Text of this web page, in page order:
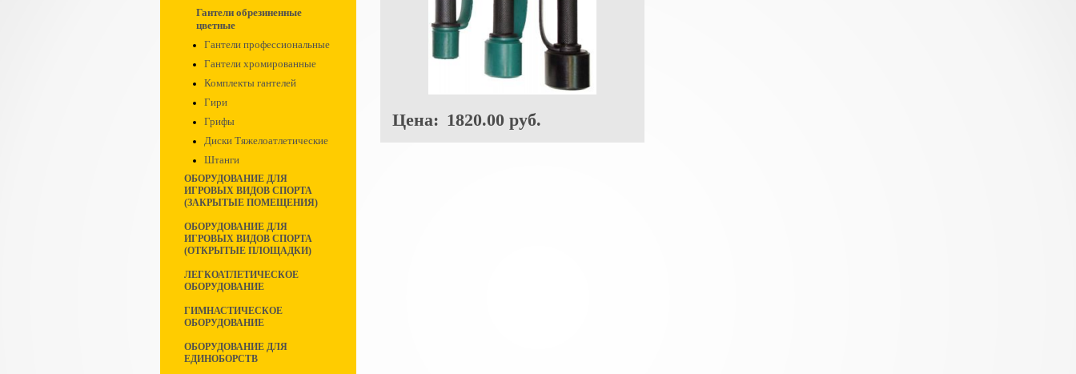
Гантели обрезиненные
цветные
Гантели профессиональные
Гантели хромированные
Комплекты гантелей
Гири
Грифы
Диски Тяжелоатлетические
Штанги
ОБОРУДОВАНИЕ ДЛЯ
ИГРОВЫХ ВИДОВ СПОРТА
(ЗАКРЫТЫЕ ПОМЕЩЕНИЯ)
ОБОРУДОВАНИЕ ДЛЯ
ИГРОВЫХ ВИДОВ СПОРТА
(ОТКРЫТЫЕ ПЛОЩАДКИ)
ЛЕГКОАТЛЕТИЧЕСКОЕ
ОБОРУДОВАНИЕ
ГИМНАСТИЧЕСКОЕ
ОБОРУДОВАНИЕ
ОБОРУДОВАНИЕ ДЛЯ
ЕДИНОБОРСТВ
Цена: 1820.00 руб.